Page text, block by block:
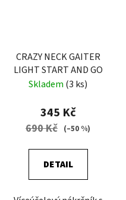
CRAZY NECK GAITER
LIGHT START AND GO
Skladem (3 ks)
345 Kč
690 Kč (–50 %)
DETAIL